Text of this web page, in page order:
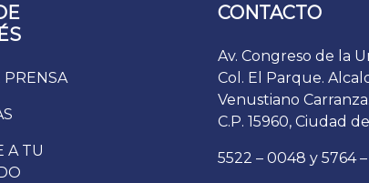
PRENSA
A TU
CONTACTO
Av. Congreso de la
Col. El Parque.
Venustiano Carranza.
C.P. 15960, Ciudad
5522 – 0048 y 5764